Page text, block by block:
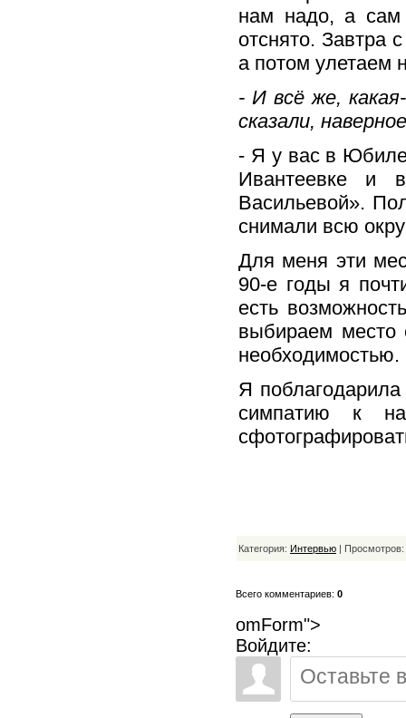
нам надо, а
отснято. Завтра
а потом улетаем
- И всё же,
сказали,
- Я у вас в
Ивантеевке и
Васильевой».
снимали всю
Для меня эти
90-е годы я
есть
выбираем место
необходимостью.
Я
симпатию к
Категория: Интервью |
Всего комментариев: 0
omForm">
Войдите: